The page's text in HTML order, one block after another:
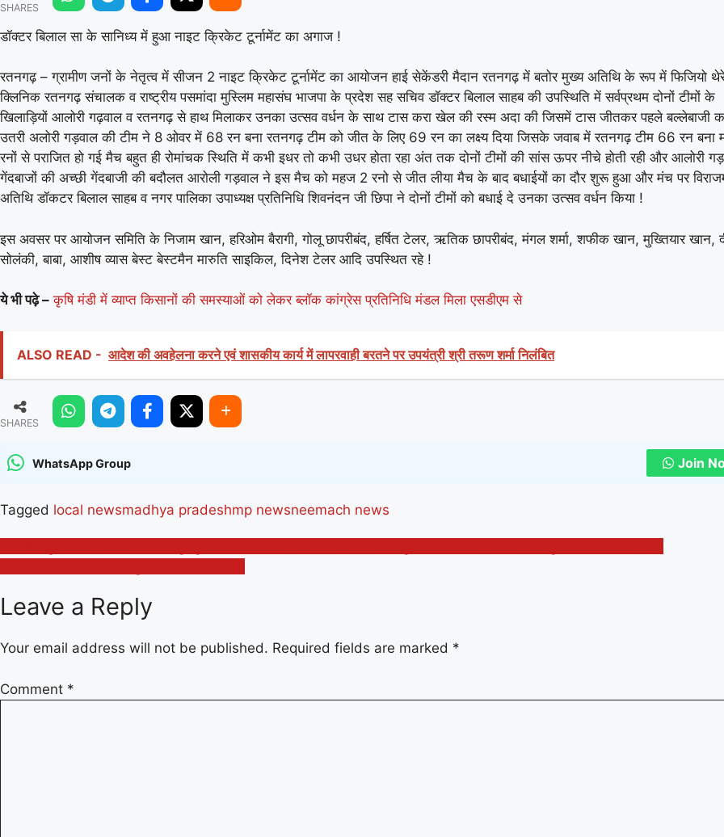
में
नाइट
क्रिकेट
टूर्नामेंट
अगाज
!
SHARES
डॉक्टर बिलाल सा के सानिध्य में हुआ नाइट क्रिकेट टूर्नामेंट का अगाज !
रतनगढ़ – ग्रामीण जनों के नेतृत्व में सीजन 2 नाइट क्रिकेट टूर्नामेंट का आयोजन हाई सेकेंडरी मैदान रतनगढ़ में बतोर मुख्य अतिथि के रूप में फिजियो
क्लिनिक रतनगढ़ संचालक व राष्ट्रीय पसमांदा मुस्लिम महासंघ भाजपा के प्रदेश सह सचिव डॉक्टर बिलाल साहब की उपस्थिति में सर्वप्रथम दोनों टीमों के
खिलाड़ियों आलोरी गढ़वाल व रतनगढ़ से हाथ मिलाकर उनका उत्सव वर्धन के साथ टास करा खेल की रस्म अदा की जिसमें टास जीतकर पहले बल्लेबाजी
उतरी अलोरी गड़वाल की टीम ने 8 ओवर में 68 रन बना रतनगढ़ टीम को जीत के लिए 69 रन का लक्ष्य दिया जिसके जवाब में रतनगढ़ टीम 66 रन बना
रनों से पराजित हो गई मैच बहुत ही रोमांचक स्थिति में कभी इधर तो कभी उधर होता रहा अंत तक दोनों टीमों की सांस ऊपर नीचे होती रही और आलोरी
गेंदबाजों की अच्छी गेंदबाजी की बदौलत आरोली गड़वाल ने इस मैच को महज 2 रनो से जीत लीया मैच के बाद बधाईयों का दौर शुरू हुआ और मंच पर
अतिथि डॉकटर बिलाल साहब व नगर पालिका उपाध्यक्ष प्रतिनिधि शिवनंदन जी छिपा ने दोनों टीमों को बधाई दे उनका उत्सव वर्धन किया !
इस अवसर पर आयोजन समिति के निजाम खान, हरिओम बैरागी, गोलू छापरीबंद, हर्षित टेलर, ऋतिक छापरीबंद, मंगल शर्मा, शफीक खान, मुख्तियार खान,
सोलंकी, बाबा, आशीष व्यास बेस्ट बेस्टमैन मारुति साइकिल, दिनेश टेलर आदि उपस्थित रहे !
ये भी पढ़े – कृषि मंडी में व्याप्त किसानों की समस्याओं को लेकर ब्लॉक कांग्रेस प्रतिनिधि मंडल मिला एसडीएम से
ALSO READ - आदेश की अवहेलना करने एवं शासकीय कार्य में लापरवाही बरतने पर उपयंत्री श्री तरूण शर्मा निलंबित
SHARES
WhatsApp Group Join
Tagged local newsmadhya pradeshmp newsneemach news
Post
Leave a Reply
Your email address will not be published. Required fields are marked *
Comment *